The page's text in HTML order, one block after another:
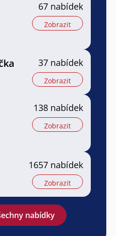
67 nabídek
Zobrazit
37 nabídek
Zobrazit
138 nabídek
Zobrazit
1657 nabídek
Zobrazit
nabídky